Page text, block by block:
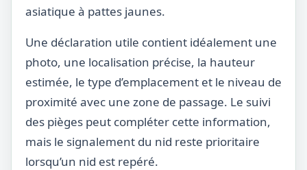
asiatique à pattes jaunes.
Une déclaration utile contient idéalement une
photo, une localisation précise, la hauteur
estimée, le type d’emplacement et le niveau de
proximité avec une zone de passage. Le suivi
des pièges peut compléter cette information,
mais le signalement du nid reste prioritaire
lorsqu’un nid est repéré.